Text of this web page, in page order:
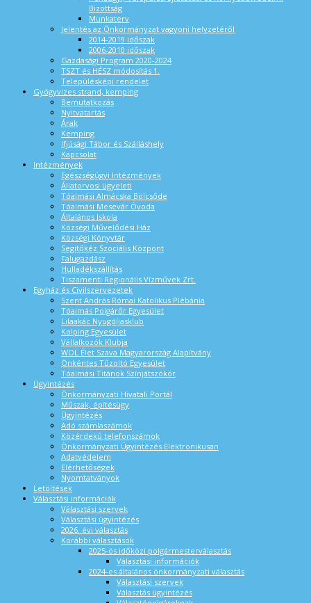
Bizottság
Munkaterv
Jelentés az Önkormányzat vagyoni helyzetéről
2014-2019 időszak
2006-2010 időszak
Gazdasági Program 2020-2024
TSZT és HÉSZ módosítás 1.
Településképi rendelet
Gyógyvizes strand, kemping
Bemutatkozás
Nyitvatartás
Árak
Kemping
Ifjúsági Tábor és Szálláshely
Kapcsolat
Intézmények
Egészségügyi Intézmények
Állatorvosi ügyeleti
Tóalmási Almácska Bölcsőde
Tóalmási Mesevár Óvoda
Általános Iskola
Községi Művelődési Ház
Községi Könyvtár
Segítőkéz Szociális Központ
Falugazdász
Hulladékszállítás
Tiszamenti Regionális Vízművek Zrt.
Egyház és Civilszervezetek
Szent András Római Katolikus Plébánia
Tóalmás Polgárőr Egyesület
Lilaakác Nyugdíjasklub
Kolping Egyesület
Vállalkozók Klubja
WOL Élet Szava Magyarország Alapítvány
Önkéntes Tűzoltó Egyesület
Tóalmási Titánok Színjátszókör
Ügyintézés
Önkormányzati Hivatali Portál
Műszak, építésügy
Ügyintézés
Adó számlaszámok
Közérdekű telefonszámok
Önkormányzati Ügyintézés Elektronikusan
Adatvédelem
Elérhetőségek
Nyomtatványok
Letöltések
Választási információk
Választási szervek
Választási ügyintézés
2026. évi választás
Korábbi választások
2025-ös időközi polgármesterválasztás
Választási információk
2024-es általános önkormányzati választás
Választási szervek
Választás ügyintézés